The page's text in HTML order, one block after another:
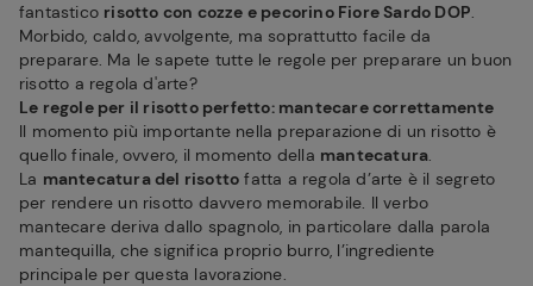
fantastico risotto con cozze e pecorino Fiore Sardo DOP.
Morbido, caldo, avvolgente, ma soprattutto facile da
preparare. Ma le sapete tutte le regole per preparare un buon
risotto a regola d'arte?
Le regole per il risotto perfetto: mantecare correttamente
Il momento più importante nella preparazione di un risotto è
quello finale, ovvero, il momento della mantecatura.
La mantecatura del risotto fatta a regola d’arte è il segreto
per rendere un risotto davvero memorabile. Il verbo
mantecare deriva dallo spagnolo, in particolare dalla parola
mantequilla, che significa proprio burro, l’ingrediente
principale per questa lavorazione.